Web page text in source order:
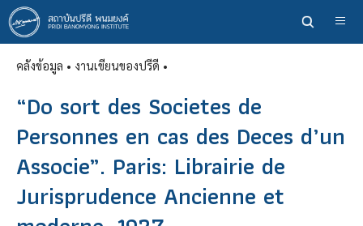
ข้าม
ไป
ยัง
เนื้อหา
คลังข้อมูล • งานเขียนของปรีดี •
“Do sort des Societes de
Personnes en cas des Deces d’un
Associe”. Paris: Librairie de
Jurisprudence Ancienne et